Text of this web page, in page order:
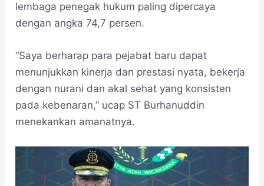
lembaga penegak hukum paling dipercaya
dengan angka 74,7 persen.
“Saya berharap para pejabat baru dapat
menunjukkan kinerja dan prestasi nyata, bekerja
dengan nurani dan akal sehat yang konsisten
pada kebenaran,” ucap ST Burhanuddin
menekankan amanatnya.